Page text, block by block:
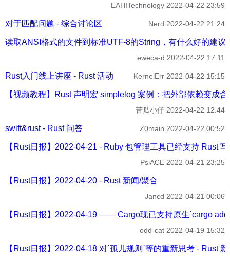
EAHITechnology 2022-04-22 23:59
对于匹配问题 - 综合讨论区 Nerd 2022-04-22 21:24
读取ANSI格式的文件到标准UTF-8的String，有什么好的建议
eweca-d 2022-04-22 17:11
Rust入门线上讲座 - Rust 活动 KernelErr 2022-04-22 15:15
【视频教程】Rust 声明宏 simplelog 案例：把外部依赖变成
苦瓜小仔 2022-04-22 12:44
swift&rust - Rust 问答 Z0main 2022-04-22 00:52
【Rust日报】2022-04-21 - Ruby 包管理工具已经支持 Rust
PsiACE 2022-04-21 23:25
【Rust日报】2022-04-20 - Rust 新闻/聚合
Jancd 2022-04-21 00:06
【Rust日报】2022-04-19 —— Cargo现已支持原生`cargo
odd-cat 2022-04-19 15:32
【Rust日报】2022-04-18 对`孤儿规则`等的重新思考 - Rust